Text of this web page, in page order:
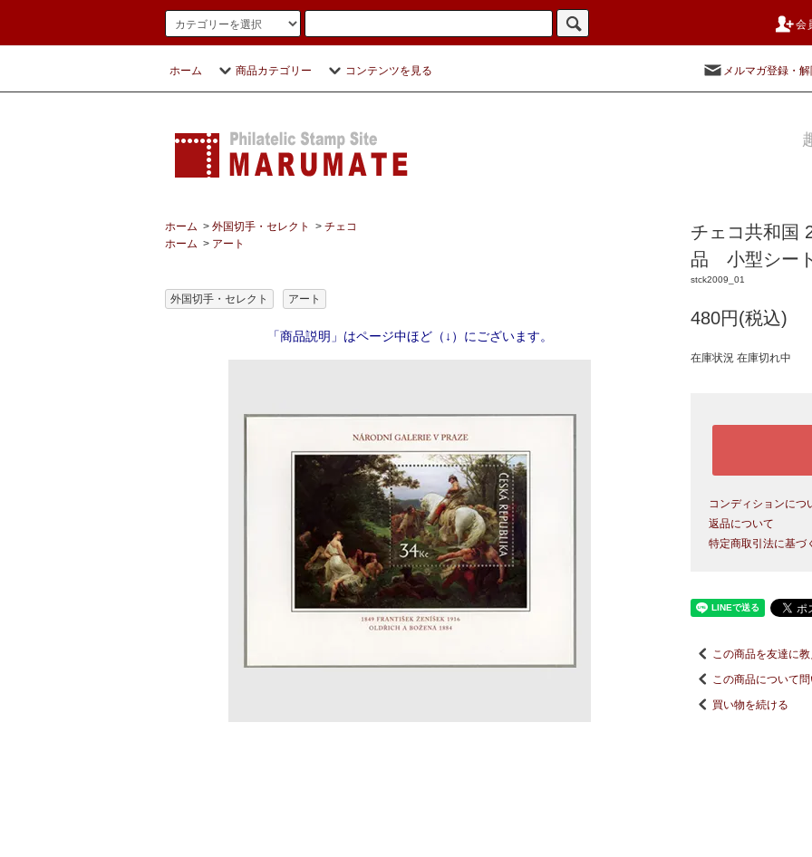
会
ホーム 商品カテゴリー コンテンツを見る メルマガ登録・
ホーム > 外国切手・セレクト > チェコ
ホーム > アート
外国切手・セレクト アート
「商品説明」はページ中ほど（↓）にございます。
チェコ共和国
品 小型シー
stck2009_01
480円(税込)
在庫状況 在庫切れ中
コンディションにつ
返品について
特定商取引法に基づ
この商品を友達に
この商品について
買い物を続ける